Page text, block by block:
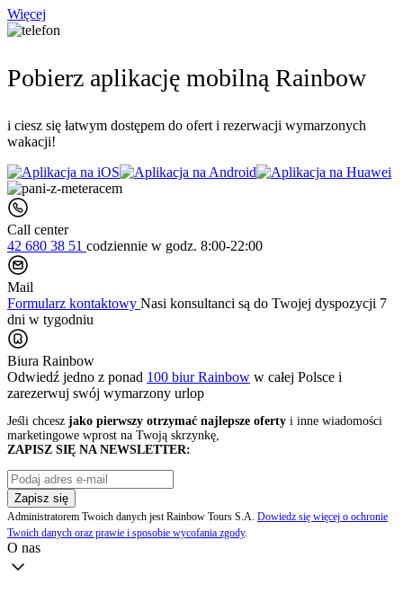
Więcej
Pobierz aplikację mobilną Rainbow
i ciesz się łatwym dostępem do ofert i rezerwacji wymarzonych
wakacji!
Call center
42 680 38 51 codziennie w godz. 8:00-22:00
Mail
Formularz kontaktowy Nasi konsultanci są do Twojej dyspozycji 7
dni w tygodniu
Biura Rainbow
Odwiedź jedno z ponad 100 biur Rainbow w całej Polsce i
zarezerwuj swój wymarzony urlop
Jeśli chcesz jako pierwszy otrzymać najlepsze oferty i inne wiadomości
marketingowe wprost na Twoją skrzynkę,
ZAPISZ SIĘ NA NEWSLETTER:
Zapisz się
Administratorem Twoich danych jest Rainbow Tours S.A. Dowiedz się więcej o ochronie
Twoich danych oraz prawie i sposobie wycofania zgody.
O nas